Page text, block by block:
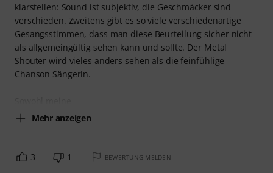
klarstellen: Sound ist subjektiv, die Geschmäcker sind
verschieden. Zweitens gibt es so viele verschiedenartige
Gesangsstimmen, dass man diese Beurteilung sicher nicht
als allgemeingültig sehen kann und sollte. Der Metal
Shouter wird vieles anders sehen als die feinfühlige
Chanson Sängerin.
Mehr anzeigen
3 1 BEWERTUNG MELDEN